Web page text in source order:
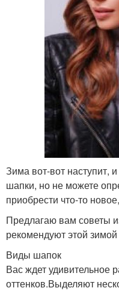
Зима вот-вот наступит,
шапки, но не можете
приобрести что-то
Предлагаю вам советы
рекомендуют этой
Виды шапок
Вас ждет удивительное
оттенков.Выделяют